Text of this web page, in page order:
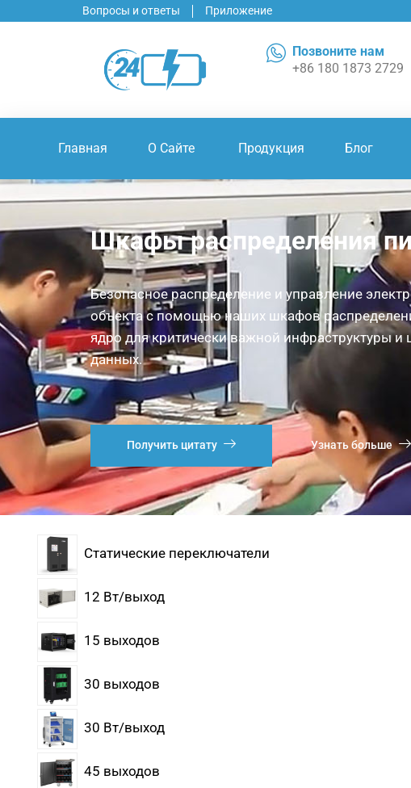
Вопросы и ответы Приложение
Позвоните нам
+86 180 1873 2729
Главная О Сайте Продукция Блог
Шкафы распределения
Безопасное распределение и управление
объекта с помощью наших шкафов
ядро для критически важной инфраструктуры и
данных.
Получить цитату Узнать больше
Статические переключатели
12 Вт/выход
15 выходов
30 выходов
30 Вт/выход
45 выходов